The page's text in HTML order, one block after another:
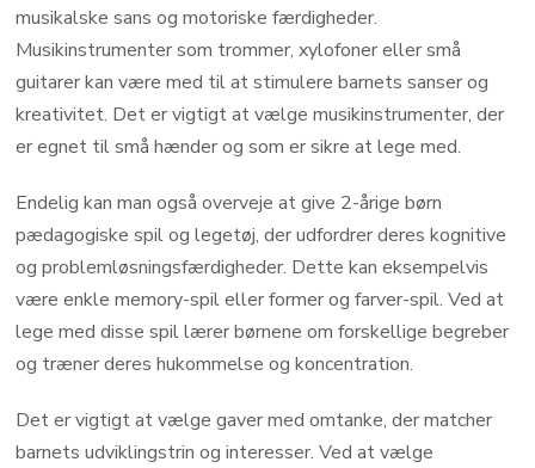
musikalske sans og motoriske færdigheder.
Musikinstrumenter som trommer, xylofoner eller små
guitarer kan være med til at stimulere barnets sanser og
kreativitet. Det er vigtigt at vælge musikinstrumenter, der
er egnet til små hænder og som er sikre at lege med.
Endelig kan man også overveje at give 2-årige børn
pædagogiske spil og legetøj, der udfordrer deres kognitive
og problemløsningsfærdigheder. Dette kan eksempelvis
være enkle memory-spil eller former og farver-spil. Ved at
lege med disse spil lærer børnene om forskellige begreber
og træner deres hukommelse og koncentration.
Det er vigtigt at vælge gaver med omtanke, der matcher
barnets udviklingstrin og interesser. Ved at vælge